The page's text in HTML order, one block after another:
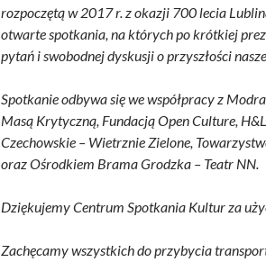
rozpoczętą w 2017 r. z okazji 700 lecia
otwarte spotkania, na których po krótkiej
pytań i swobodnej dyskusji o przyszłości
Spotkanie odbywa się we współpracy z
Masą Krytyczną, Fundacją Open Culture,
Czechowskie – Wietrznie Zielone,
oraz Ośrodkiem Brama Grodzka – Teatr NN.
Dziękujemy Centrum Spotkania Kultur za
Zachęcamy wszystkich do przybycia